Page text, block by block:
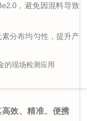
，避免因混料导致
分布均匀性，提升产
效、精准、便携